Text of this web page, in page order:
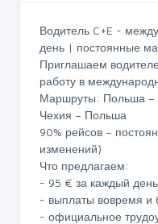
Водитель C+E -
день | постоянные
Приглашаем
работу в
Маршруты: Польша –
Чехия – Польша
90% рейсов –
изменений)
Что предлагаем:
- 95 € за каждый
- выплаты вовремя и
- официальное